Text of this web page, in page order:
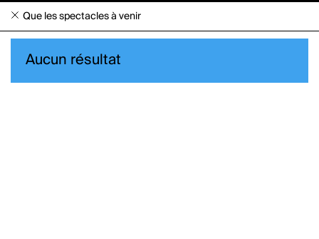
Que les spectacles à venir
Aucun résultat